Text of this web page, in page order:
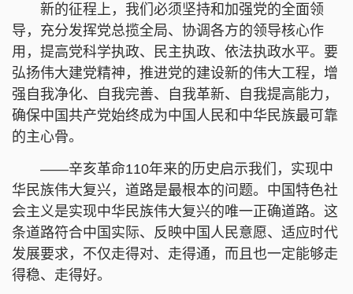
新的征程上，我们必须坚持和加强党的全面领
导，充分发挥党总揽全局、协调各方的领导核心作
用，提高党科学执政、民主执政、依法执政水平。要
弘扬伟大建党精神，推进党的建设新的伟大工程，增
强自我净化、自我完善、自我革新、自我提高能力，
确保中国共产党始终成为中国人民和中华民族最可靠
的主心骨。
——辛亥革命110年来的历史启示我们，实现中
华民族伟大复兴，道路是最根本的问题。中国特色社
会主义是实现中华民族伟大复兴的唯一正确道路。这
条道路符合中国实际、反映中国人民意愿、适应时代
发展要求，不仅走得对、走得通，而且也一定能够走
得稳、走得好。